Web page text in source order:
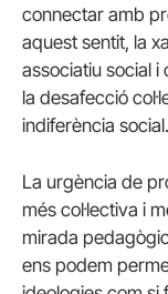
connectar amb
aquest sentit, la
associatiu social
la desafecció
indiferència social.
La urgència de
més col·lectiva i
mirada
ens podem